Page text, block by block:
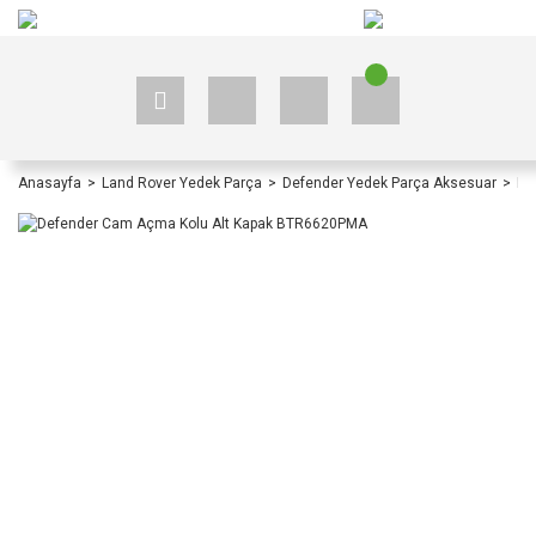
Anasayfa Land Rover Yedek Parça Defender Yedek Parça Aksesuar